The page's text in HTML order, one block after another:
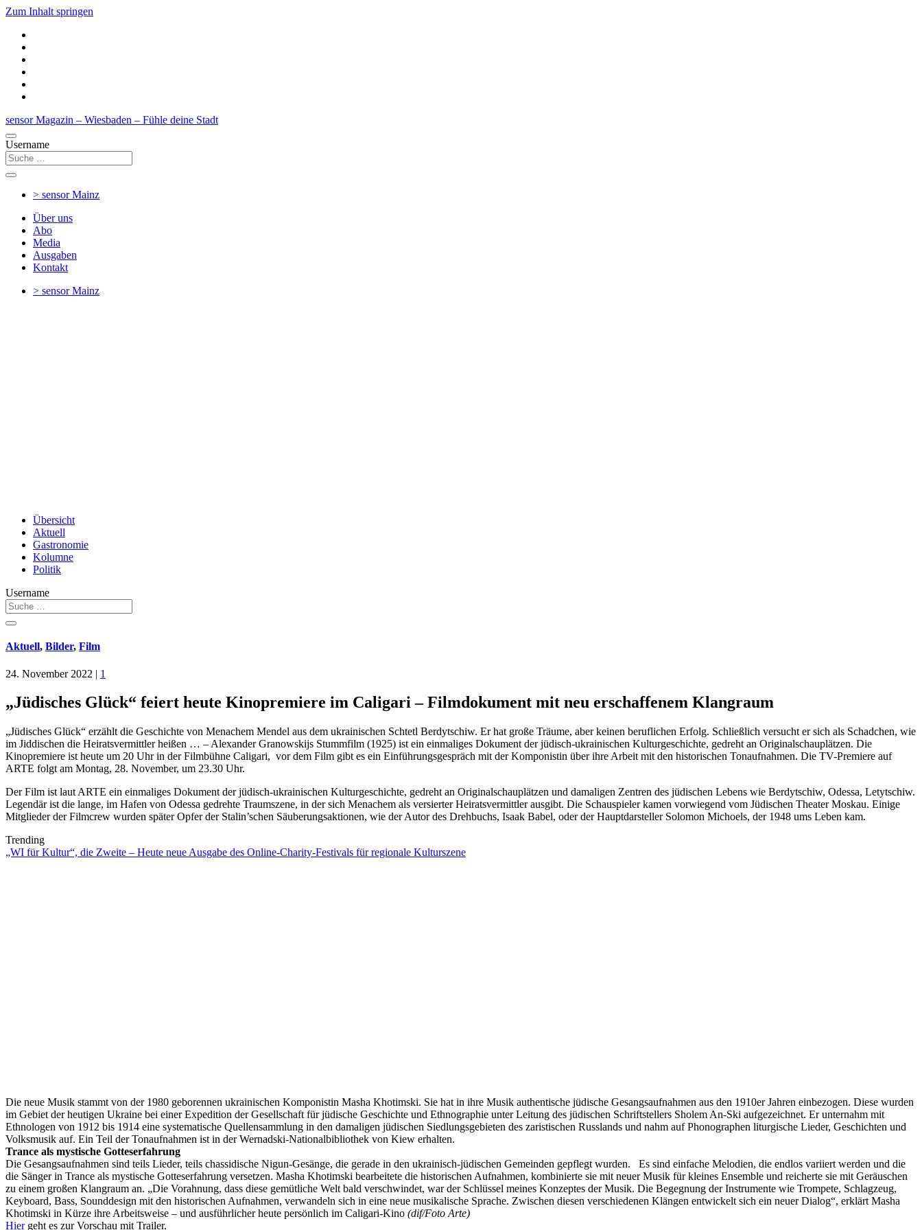
Zum Inhalt springen
sensor Magazin – Wiesbaden – Fühle deine Stadt
Username
> sensorMainz
Über uns
Abo
Media
Ausgaben
Kontakt
> sensorMainz
Übersicht
Aktuell
Gastronomie
Kolumne
Politik
Username
Aktuell, Bilder, Film
24. November 2022 | 1
„Jüdisches Glück“ feiert heute Kinopremiere im Caligari – Filmdokument mit neu erschaffenem Klangraum
„Jüdisches Glück“ erzählt die Geschichte von Menachem Mendel aus dem ukrainischen Schtetl Berdytschiw. Er hat große Träume, aber keinen beruflichen Erfolg. Schließlich versucht er sich als Schadchen, wie
im Jiddischen die Heiratsvermittler heißen … – Alexander Granowskijs Stummfilm (1925) ist ein einmaliges Dokument der jüdisch-ukrainischen Kulturgeschichte, gedreht an Originalschauplätzen. Die
Kinopremiere ist heute um 20 Uhr in der Filmbühne Caligari, vor dem Film gibt es ein Einführungsgespräch mit der Komponistin über ihre Arbeit mit den historischen Tonaufnahmen. Die TV-Premiere auf
ARTE folgt am Montag, 28. November, um 23.30 Uhr.
Der Film ist laut ARTE ein einmaliges Dokument der jüdisch-ukrainischen Kulturgeschichte, gedreht an Originalschauplätzen und damaligen Zentren des jüdischen Lebens wie Berdytschiw, Odessa, Letytschiw.
Legendär ist die lange, im Hafen von Odessa gedrehte Traumszene, in der sich Menachem als versierter Heiratsvermittler ausgibt. Die Schauspieler kamen vorwiegend vom Jüdischen Theater Moskau. Einige
Mitglieder der Filmcrew wurden später Opfer der Stalin’schen Säuberungsaktionen, wie der Autor des Drehbuchs, Isaak Babel, oder der Hauptdarsteller Solomon Michoels, der 1948 ums Leben kam.
Trending
„WI für Kultur“, die Zweite – Heute neue Ausgabe des Online-Charity-Festivals für regionale Kulturszene
Die neue Musik stammt von der 1980 geborennen ukrainischen Komponistin Masha Khotimski. Sie hat in ihre Musik authentische jüdische Gesangsaufnahmen aus den 1910er Jahren einbezogen. Diese wurden
im Gebiet der heutigen Ukraine bei einer Expedition der Gesellschaft für jüdische Geschichte und Ethnographie unter Leitung des jüdischen Schriftstellers Sholem An-Ski aufgezeichnet. Er unternahm mit
Ethnologen von 1912 bis 1914 eine systematische Quellensammlung in den damaligen jüdischen Siedlungsgebieten des zaristischen Russlands und nahm auf Phonographen liturgische Lieder, Geschichten und
Volksmusik auf. Ein Teil der Tonaufnahmen ist in der Wernadski-Nationalbibliothek von Kiew erhalten.
Trance als mystische Gotteserfahrung
Die Gesangsaufnahmen sind teils Lieder, teils chassidische Nigun-Gesänge, die gerade in den ukrainisch-jüdischen Gemeinden gepflegt wurden. Es sind einfache Melodien, die endlos variiert werden und die
die Sänger in Trance als mystische Gotteserfahrung versetzen. Masha Khotimski bearbeitete die historischen Aufnahmen, kombinierte sie mit neuer Musik für kleines Ensemble und reicherte sie mit Geräuschen
zu einem großen Klangraum an. „Die Vorahnung, dass diese gemütliche Welt bald verschwindet, war der Schlüssel meines Konzeptes der Musik. Die Begegnung der Instrumente wie Trompete, Schlagzeug,
Keyboard, Bass, Sounddesign mit den historischen Aufnahmen, verwandeln sich in eine neue musikalische Sprache. Zwischen diesen verschiedenen Klängen entwickelt sich ein neuer Dialog“, erklärt Masha
Khotimski in Kürze ihre Arbeitsweise – und ausführlicher heute persönlich im Caligari-Kino (dif/Foto Arte)
Hiergeht es zur Vorschau mit Trailer.